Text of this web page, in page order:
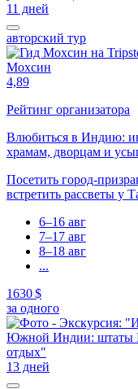
11 дней
авторский тур
Мохсин
4,89
Рейтинг организатора
Влюбиться в Индию:
храмам, дворцам и
Посетить город-
встретить рассветы у
6–16 авг
7–17 авг
8–18 авг
...
1630 $
за одного
13 дней